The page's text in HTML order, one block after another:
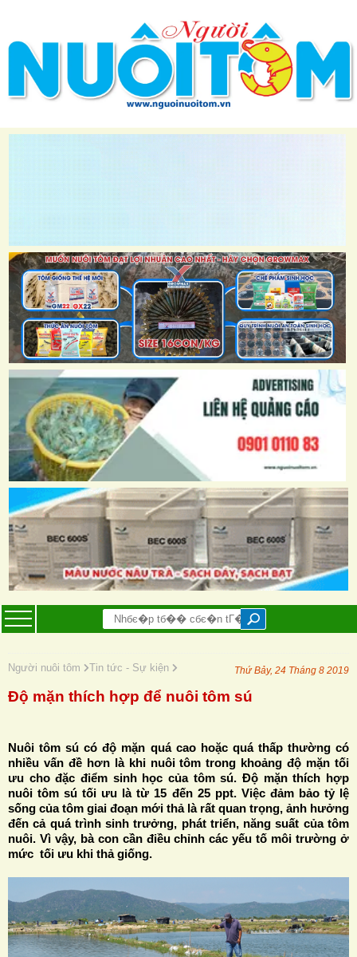
Người nuôi tôm Tin tức - Sự kiện Thứ Bảy, 24 Tháng 8 2019
Độ mặn thích hợp để nuôi tôm sú
Nuôi tôm sú có độ mặn quá cao hoặc quá thấp thường có
nhiều vấn đề hơn là khi nuôi tôm trong khoảng độ mặn tối
ưu cho đặc điểm sinh học của tôm sú. Độ mặn thích hợp
nuôi tôm sú tối ưu là từ 15 đến 25 ppt. Việc đảm bảo tỷ lệ
sống của tôm giai đoạn mới thả là rất quan trọng, ảnh hưởng
đến cả quá trình sinh trưởng, phát triển, năng suất của tôm
nuôi. Vì vậy, bà con cần điều chỉnh các yếu tố môi trường ở
mức tối ưu khi thả giống.